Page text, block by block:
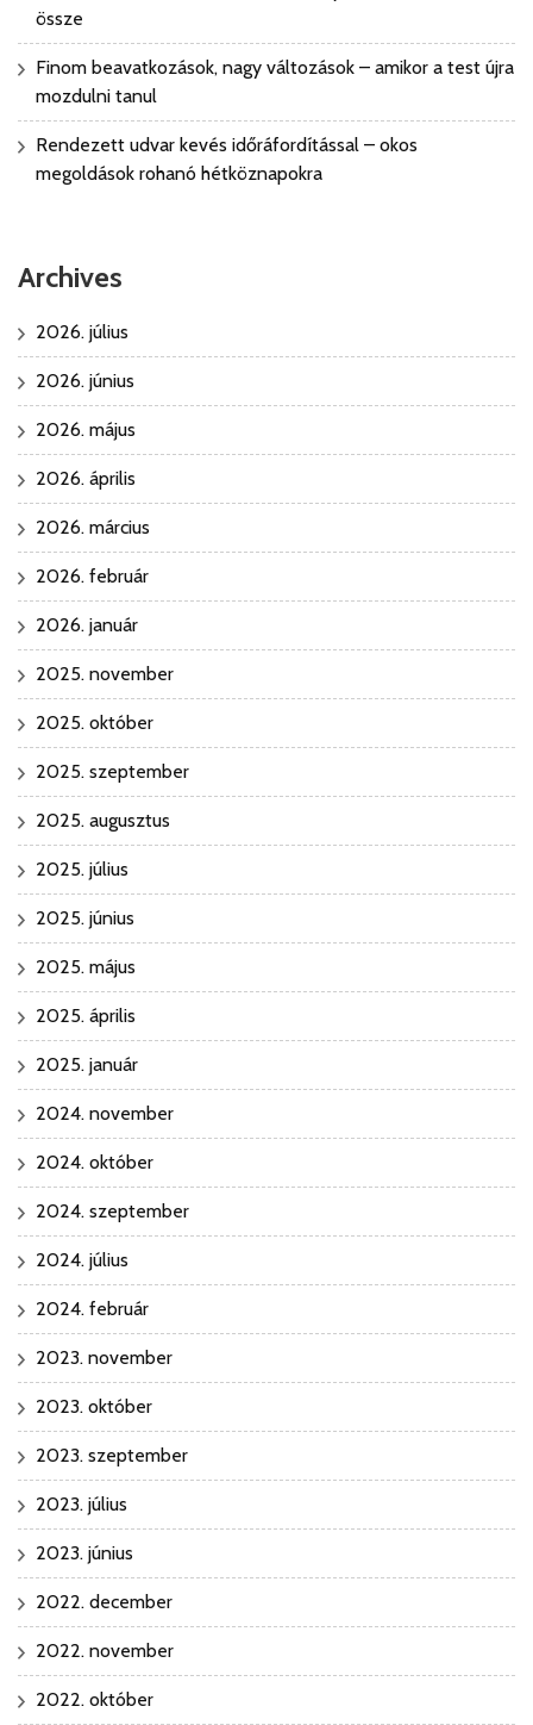
össze
Finom beavatkozások, nagy változások – amikor a test újra
mozdulni tanul
Rendezett udvar kevés időráfordítással – okos
megoldások rohanó hétköznapokra
Archives
2026. július
2026. június
2026. május
2026. április
2026. március
2026. február
2026. január
2025. november
2025. október
2025. szeptember
2025. augusztus
2025. július
2025. június
2025. május
2025. április
2025. január
2024. november
2024. október
2024. szeptember
2024. július
2024. február
2023. november
2023. október
2023. szeptember
2023. július
2023. június
2022. december
2022. november
2022. október